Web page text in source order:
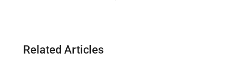
Related Articles